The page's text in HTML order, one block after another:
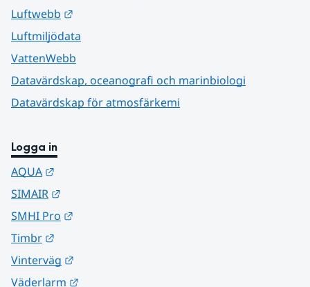
Luftwebb
Luftmiljödata
VattenWebb
Datavärdskap, oceanografi och marinbiologi
Datavärdskap för atmosfärkemi
Logga in
AQUA
SIMAIR
SMHI Pro
Timbr
Vinterväg
Väderlarm